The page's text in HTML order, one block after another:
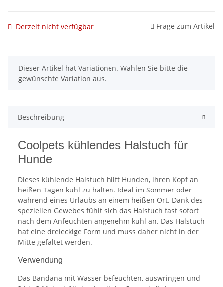
Derzeit nicht verfügbar Frage zum Artikel
x
Dieser Artikel hat Variationen. Wählen Sie bitte die
gewünschte Variation aus.
Beschreibung
Coolpets kühlendes Halstuch für
Hunde
Dieses kühlende Halstuch hilft Hunden, ihren Kopf an
heißen Tagen kühl zu halten. Ideal im Sommer oder
während eines Urlaubs an einem heißen Ort. Dank des
speziellen Gewebes fühlt sich das Halstuch fast sofort
nach dem Anfeuchten angenehm kühl an. Das Halstuch
hat eine dreieckige Form und muss daher nicht in der
Mitte gefaltet werden.
Verwendung
Das Bandana mit Wasser befeuchten, auswringen und